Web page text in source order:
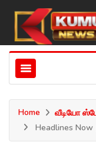
Home
வீடியோ
Headlines Now